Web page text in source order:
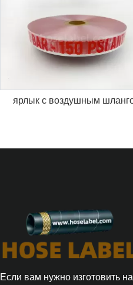
ярлык с воздушным
Если вам нужно изготовить на